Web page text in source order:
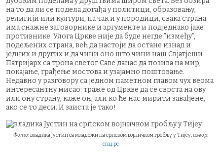
на то да ли се подела догађа у политици, образовању,
религији или култури, па чак и у породици, свака страна
има снажне заговорнике и аргументе и подједнако јаке
противнике. Улога Цркве није да буде негде ”између”,
подељених страна, већ да настоји да остане изнад и
једних и других и да чини оно што чини наш Свјатјеши
Патријарх са трона светог Саве данас да позива на мир,
покајање, грађење мостова и узајамно поштовање.
Недавно у разговору са једном паметном главом чух веома
интересантну мисао: траже од Цркве да се сврста на ову
или ону страну, каже он, али ко ће нас мирити завађене,
ако се то деси. И заиста је тако!
Фото: владика Јустин са младежи на српском војничком гробљу у Тијеу,извор:
спц.рс